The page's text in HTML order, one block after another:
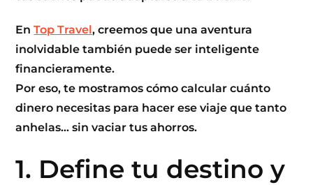
EnTop Travel, creemos que una aventura
inolvidable también puede ser inteligente
financieramente.
Por eso, te mostramos cómo calcular cuánto
dinero necesitas para hacer ese viaje que tanto
anhelas… sin vaciar tus ahorros.
1. Define tu destino y